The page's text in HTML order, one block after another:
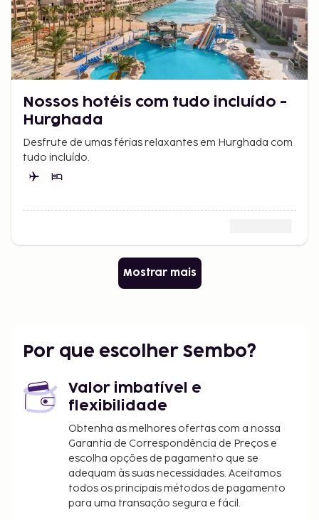
Nossos hotéis com tudo incluído -
Hurghada
Desfrute de umas férias relaxantes em Hurghada com
tudo incluído.
Mostrar mais
Por que escolher Sembo?
Valor imbatível e
flexibilidade
Obtenha as melhores ofertas com a nossa
Garantia de Correspondência de Preços e
escolha opções de pagamento que se
adequam às suas necessidades. Aceitamos
todos os principais métodos de pagamento
para uma transação segura e fácil.